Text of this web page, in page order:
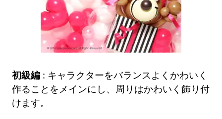
初級編 : キャラクターをバランスよくかわいく
作ることをメインにし、周りはかわいく飾り付
けます。